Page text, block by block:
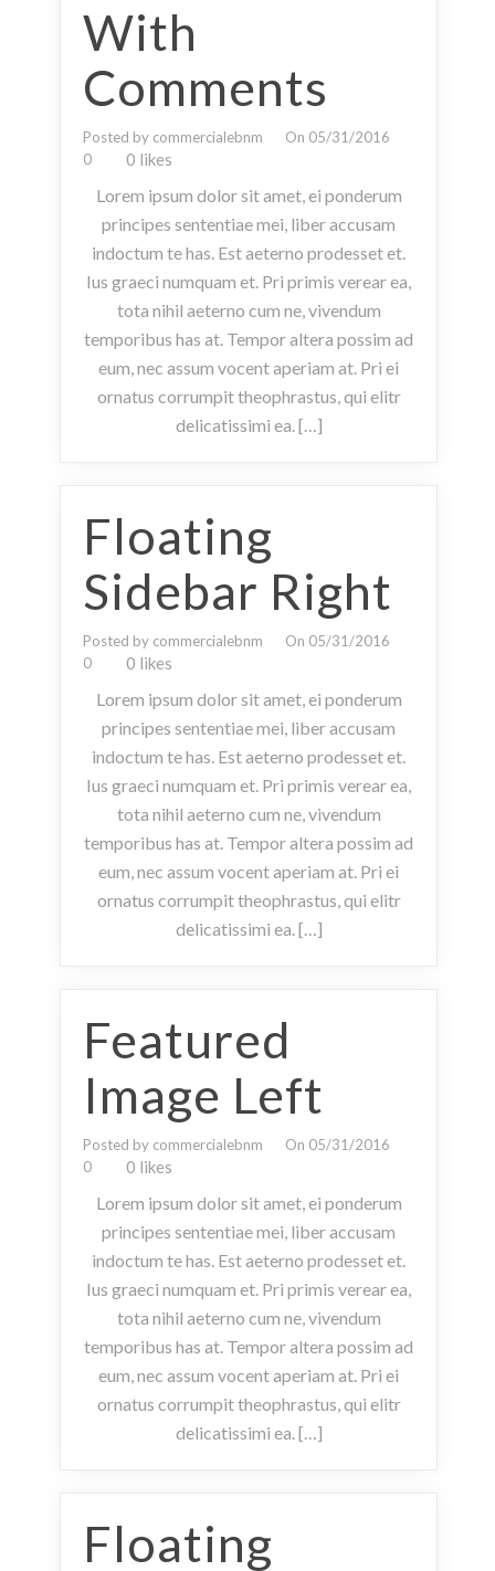
With
Comments
Posted by commercialebnm
On 05/31/2016
0
0 likes
Lorem ipsum dolor sit amet, ei ponderum
principes sententiae mei, liber accusam
indoctum te has. Est aeterno prodesset et.
Ius graeci numquam et. Pri primis verear ea,
tota nihil aeterno cum ne, vivendum
temporibus has at. Tempor altera possim ad
eum, nec assum vocent aperiam at. Pri ei
ornatus corrumpit theophrastus, qui elitr
delicatissimi ea. […]
Floating
Sidebar Right
Posted by commercialebnm
On 05/31/2016
0
0 likes
Lorem ipsum dolor sit amet, ei ponderum
principes sententiae mei, liber accusam
indoctum te has. Est aeterno prodesset et.
Ius graeci numquam et. Pri primis verear ea,
tota nihil aeterno cum ne, vivendum
temporibus has at. Tempor altera possim ad
eum, nec assum vocent aperiam at. Pri ei
ornatus corrumpit theophrastus, qui elitr
delicatissimi ea. […]
Featured
Image Left
Posted by commercialebnm
On 05/31/2016
0
0 likes
Lorem ipsum dolor sit amet, ei ponderum
principes sententiae mei, liber accusam
indoctum te has. Est aeterno prodesset et.
Ius graeci numquam et. Pri primis verear ea,
tota nihil aeterno cum ne, vivendum
temporibus has at. Tempor altera possim ad
eum, nec assum vocent aperiam at. Pri ei
ornatus corrumpit theophrastus, qui elitr
delicatissimi ea. […]
Floating